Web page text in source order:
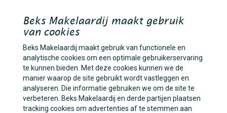
Beks Makelaardij maakt gebruik
van cookies
Beks Makelaardij maakt gebruik van functionele en
analytische cookies om een optimale gebruikerservaring
te kunnen bieden. Met deze cookies kunnen we de
manier waarop de site gebruikt wordt vastleggen en
analyseren. Die informatie gebruiken we om de site te
verbeteren. Beks Makelaardij en derde partijen plaatsen
tracking cookies om advertenties af te stemmen aan